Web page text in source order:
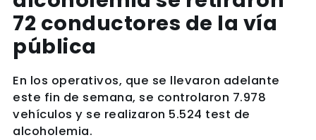
72 conductores de la vía
pública
En los operativos, que se llevaron adelante
este fin de semana, se controlaron 7.978
vehículos y se realizaron 5.524 test de
alcoholemia.